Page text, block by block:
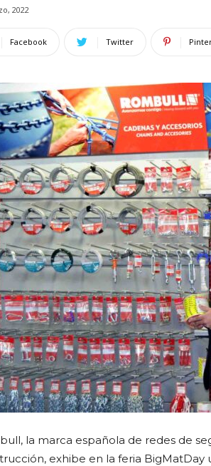
2022
Facebook Twitter
la marca española de redes de
exhibe en la feria